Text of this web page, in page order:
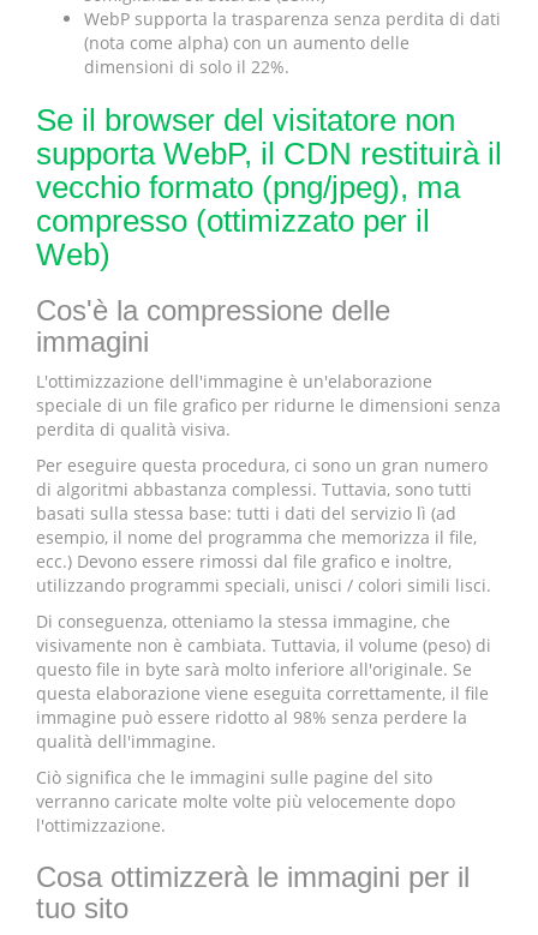
WebP supporta la trasparenza senza perdita di dati
(nota come alpha) con un aumento delle
dimensioni di solo il 22%.
Se il browser del visitatore non
supporta WebP, il CDN restituirà il
vecchio formato (png/jpeg), ma
compresso (ottimizzato per il
Web)
Cos'è la compressione delle
immagini
L'ottimizzazione dell'immagine è un'elaborazione
speciale di un file grafico per ridurne le dimensioni senza
perdita di qualità visiva.
Per eseguire questa procedura, ci sono un gran numero
di algoritmi abbastanza complessi. Tuttavia, sono tutti
basati sulla stessa base: tutti i dati del servizio lì (ad
esempio, il nome del programma che memorizza il file,
ecc.) Devono essere rimossi dal file grafico e inoltre,
utilizzando programmi speciali, unisci / colori simili lisci.
Di conseguenza, otteniamo la stessa immagine, che
visivamente non è cambiata. Tuttavia, il volume (peso) di
questo file in byte sarà molto inferiore all'originale. Se
questa elaborazione viene eseguita correttamente, il file
immagine può essere ridotto al 98% senza perdere la
qualità dell'immagine.
Ciò significa che le immagini sulle pagine del sito
verranno caricate molte volte più velocemente dopo
l'ottimizzazione.
Cosa ottimizzerà le immagini per il
tuo sito